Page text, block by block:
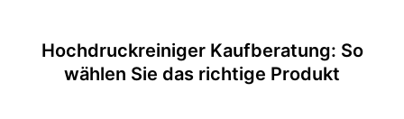
Motortyp
Elektromotor
Heißwasser
Hochdruckreiniger Kaufberatung: So
wählen Sie das richtige Produkt